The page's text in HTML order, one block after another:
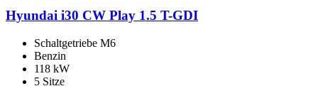
Hyundai i30 CW Play 1.5 T-GDI
Schaltgetriebe M6
Benzin
118 kW
5 Sitze